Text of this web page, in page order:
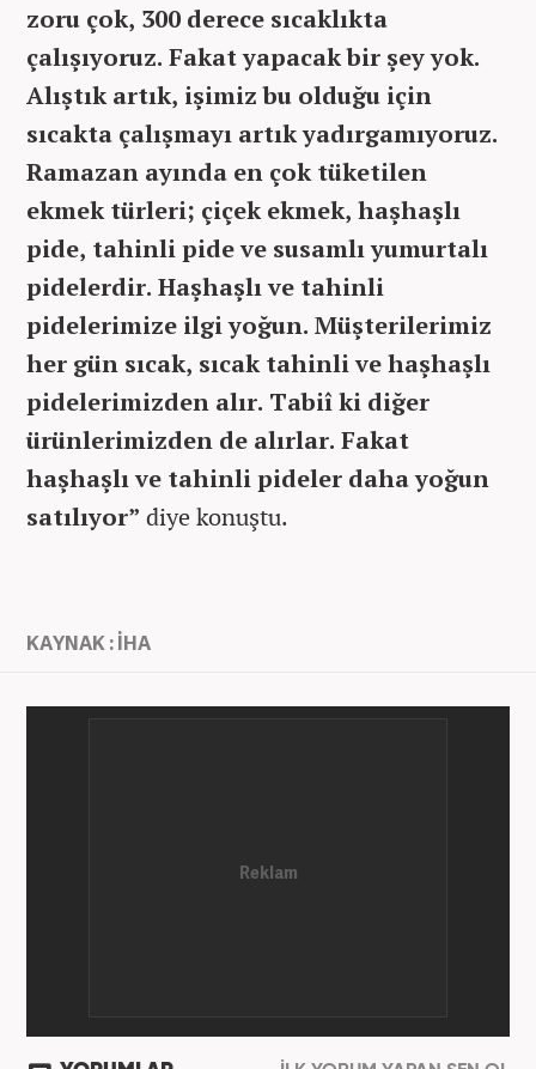
zoru çok, 300 derece sıcaklıkta
çalışıyoruz. Fakat yapacak bir şey yok.
Alıştık artık, işimiz bu olduğu için
sıcakta çalışmayı artık yadırgamıyoruz.
Ramazan ayında en çok tüketilen
ekmek türleri; çiçek ekmek, haşhaşlı
pide, tahinli pide ve susamlı yumurtalı
pidelerdir. Haşhaşlı ve tahinli
pidelerimize ilgi yoğun. Müşterilerimiz
her gün sıcak, sıcak tahinli ve haşhaşlı
pidelerimizden alır. Tabiî ki diğer
ürünlerimizden de alırlar. Fakat
haşhaşlı ve tahinli pideler daha yoğun
satılıyor” diye konuştu.
KAYNAK : İHA